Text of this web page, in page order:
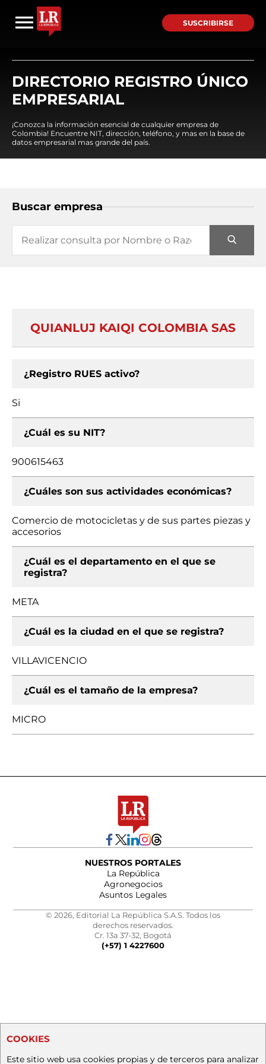
SUSCRIBIRSE
DIRECTORIO REGISTRO ÚNICO
EMPRESARIAL
¡Conozca la información esencial de cualquier empresa de
Colombia! Encuentre NIT, dirección, teléfono, y mas en la base de
datos empresarial mas grande del país.
Buscar empresa
QUIANLUJ KAIQI COLOMBIA SAS
¿Registro RUES activo?
Si
¿Cuál es su NIT?
900615463
¿Cuáles son sus actividades económicas?
Comercio de motocicletas y de sus partes piezas y
accesorios
¿Cuál es el departamento en el que se
registra?
META
¿Cuál es la ciudad en el que se registra?
VILLAVICENCIO
¿Cuál es el tamaño de la empresa?
MICRO
NUESTROS PORTALES
La República
Agronegocios
Asuntos Legales
© 2026, Editorial La República S.A.S. Todos los
derechos reservados.
Cr. 13a 37-32, Bogotá
(+57) 1 4227600
COOKIES
Este sitio web usa cookies propias y de terceros para analizar